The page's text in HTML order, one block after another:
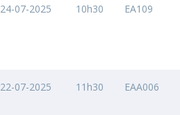
24-07-2025 10h30 EA109
22-07-2025 11h30 EAA006